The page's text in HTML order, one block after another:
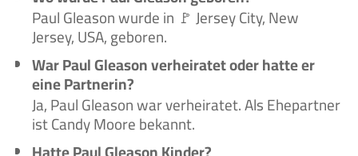
Paul Gleason wurde in 🚩 Jersey City, New
Jersey, USA, geboren.
War Paul Gleason verheiratet oder hatte er
eine Partnerin?
Ja, Paul Gleason war verheiratet. Als Ehepartner
ist Candy Moore bekannt.